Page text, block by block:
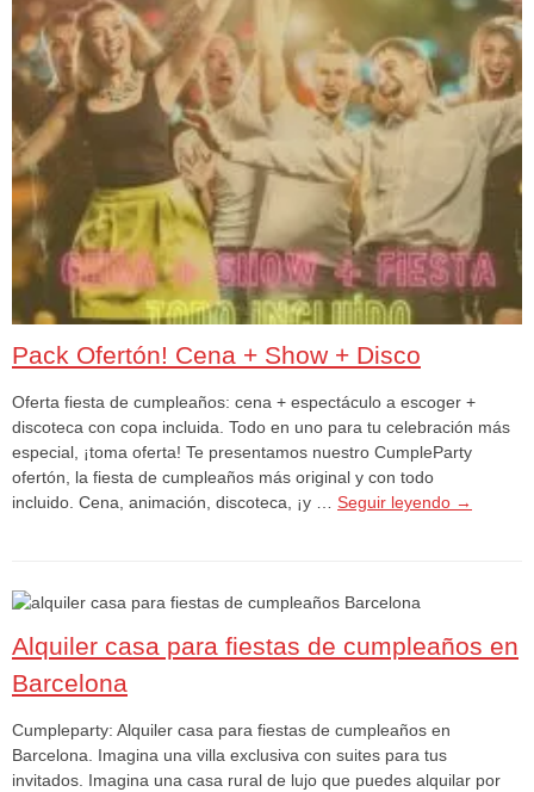
Pack Ofertón! Cena + Show + Disco
Oferta fiesta de cumpleaños: cena + espectáculo a escoger +
discoteca con copa incluida. Todo en uno para tu celebración más
especial, ¡toma oferta! Te presentamos nuestro CumpleParty
ofertón, la fiesta de cumpleaños más original y con todo
incluido. Cena, animación, discoteca, ¡y … Seguir leyendo →
Alquiler casa para fiestas de cumpleaños en
Barcelona
Cumpleparty: Alquiler casa para fiestas de cumpleaños en
Barcelona. Imagina una villa exclusiva con suites para tus
invitados. Imagina una casa rural de lujo que puedes alquilar por